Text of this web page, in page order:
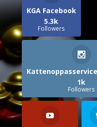
KGA Facebook
5.3k
Followers
1k
Followers